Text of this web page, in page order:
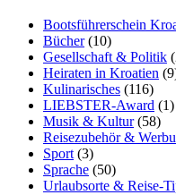
Bootsführerschein
Bücher(10)
Gesellschaft & Politik
Heiraten in Kroatien
Kulinarisches (116)
LIEBSTER-Award (1)
Musik & Kultur(58)
Reisezubehör &
Sport (3)
Sprache (50)
Urlaubsorte & Reise-